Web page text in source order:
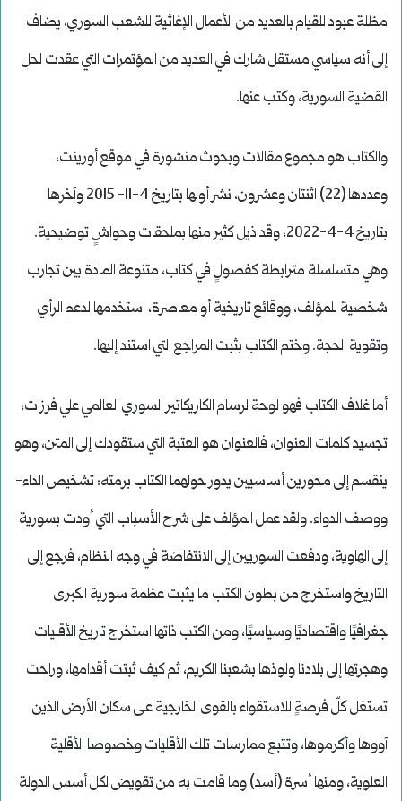
مظلة عبود للقيام بالعديد من الأعمال الإغاثية للشعب السوري، يضاف
إلى أنه سياسي مستقل شارك في العديد من المؤتمرات التي عقدت لحل
القضية السورية، وكتب عنها.
والكتاب هو مجموع مقالات وبحوث منشورة في موقع أورينت،
وعددها (22) اثنتان وعشرون، نشر أولها بتاريخ 4-11- 2015 وآخرها
بتاريخ 4-4-2022، وقد ذيل كثير منها بملحقات وحواشٍ توضيحية.
وهي متسلسلة مترابطة كفصولٍ في كتاب، متنوعة المادة بين تجارب
شخصية للمؤلف، ووقائع تاريخية أو معاصرة، استخدمها لدعم الرأي
وتقوية الحجة. وختم الكتاب بثبت المراجع التي استند إليها.
أما غلاف الكتاب فهو لوحة لرسام الكاريكاتير السوري العالمي علي فرزات،
تجسيد كلمات العنوان، فالعنوان هو العتبة التي ستقودك إلى المتن، وهو
ينقسم إلى محورين أساسيين يدور حولهما الكتاب برمته: تشخيص الداء-
ووصف الدواء. ولقد عمل المؤلف على شرح الأسباب التي أودت بسورية
إلى الهاوية، ودفعت السوريين إلى الانتفاضة في وجه النظام، فرجع إلى
التاريخ واستخرج من بطون الكتب ما يثبت عظمة سورية الكبرى
جغرافيًا واقتصاديًا وسياسيًا، ومن الكتب ذاتها استخرج تاريخ الأقليات
وهجرتها إلى بلادنا ولوذها بشعبنا الكريم، ثم كيف ثبتت أقدامها، وراحت
تستغل كلّ فرصةٍ للاستقواء بالقوى الخارجية على سكان الأرض الذين
آووها وأكرموها، وتتبع ممارسات تلك الأقليات وخصوصا الأقلية
العلوية، ومنها أسرة (أسد) وما قامت به من تقويض لكل أسس الدولة